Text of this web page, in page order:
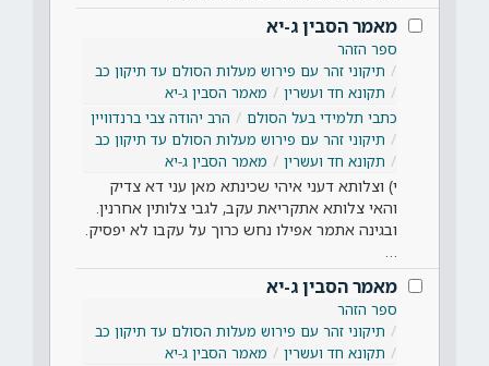
מאמר הסבין ג-יא
ספר הזהר
תיקוני זהר עם פירוש מעלות הסולם עד תיקון כב
תקונא חד ועשרין
מאמר הסבין ג-יא
כתבי תלמידי בעל הסולם
הרב יהודה צבי ברנדוויין
תיקוני זהר עם פירוש מעלות הסולם עד תיקון כב
תקונא חד ועשרין
מאמר הסבין ג-יא
י) וצלותא דעני איהי שכינתא מאן עני דא צדיק
והאי צלותא אתקריאת עקב, לגבי צלותין אחרנין.
ובגינה אתמר אפילו נחש כרוך על עקבו לא יפסיק.
מאמר הסבין ג-יא
ספר הזהר
תיקוני זהר עם פירוש מעלות הסולם עד תיקון כב
תקונא חד ועשרין
מאמר הסבין ג-יא